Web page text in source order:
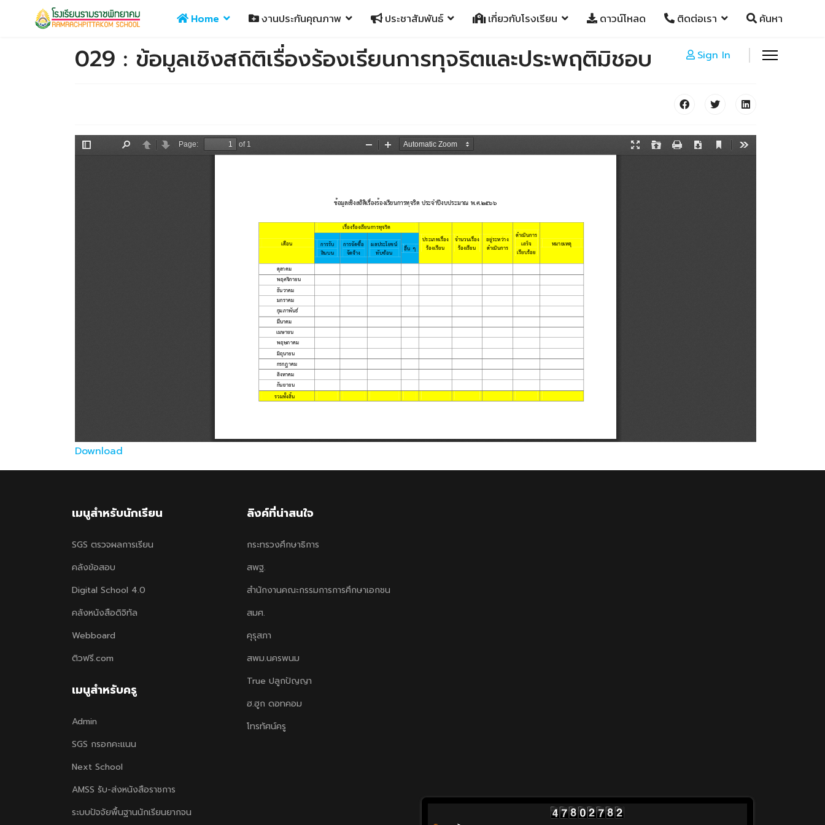
Home งานประกันคุณภาพ ประชาสัมพันธ์ เกี่ยวกับโรงเรียน ดาวน์โหลด ติดต่อเรา ค้นหา
Sign In
029 : ข้อมูลเชิงสถิติเรื่องร้องเรียนการทุจริตและประพฤติมิชอบ
Download
เมนูสำหรับนักเรียน
SGS ตรวจผลการเรียน
คลังข้อสอบ
Digital School 4.0
คลังหนังสือดิจิทัล
Webboard
ติวฟรี.com
เมนูสำหรับครู
Admin
SGS กรอกคะแนน
Next School
AMSS รับ-ส่งหนังสือราชการ
ระบบปัจจัยพื้นฐานนักเรียนยากจน
ลิงค์ที่น่าสนใจ
กระทรวงศึกษาธิการ
สพฐ.
สำนักงานคณะกรรมการการศึกษาเอกชน
สมศ.
คุรุสภา
สพม.นครพนม
True ปลูกปัญญา
ฮ.ฮูก ดอทคอม
โทรทัศน์ครู